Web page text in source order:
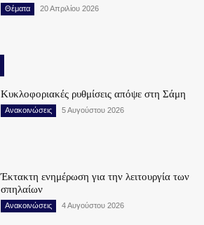
Θέματα 20 Απριλίου 2026
Κυκλοφοριακές ρυθμίσεις απόψε στη Σάμη
Ανακοινώσεις 5 Αυγούστου 2026
Έκτακτη ενημέρωση για την λειτουργία των
σπηλαίων
Ανακοινώσεις 4 Αυγούστου 2026